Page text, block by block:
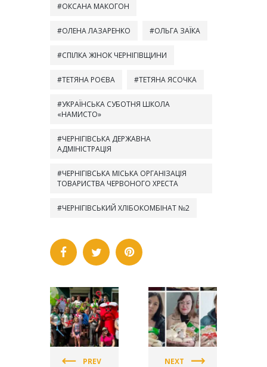
ОКСАНА МАКОГОН
ОЛЕНА ЛАЗАРЕНКО ОЛЬГА ЗАЇКА
СПІЛКА ЖІНОК ЧЕРНІГІВЩИНИ
ТЕТЯНА РОЄВА ТЕТЯНА ЯСОЧКА
УКРАЇНСЬКА СУБОТНЯ ШКОЛА
«НАМИСТО»
ЧЕРНІГІВСЬКА ДЕРЖАВНА
АДМІНІСТРАЦІЯ
ЧЕРНІГІВСЬКА МІСЬКА ОРГАНІЗАЦІЯ
ТОВАРИСТВА ЧЕРВОНОГО ХРЕСТА
ЧЕРНІГІВСЬКИЙ ХЛІБОКОМБІНАТ №2
СПІЛКА
ЖІНОК
УКРАЇНИ
PREV
СПІЛКА
ЖІНОК
УКРАЇНИ
NEXT